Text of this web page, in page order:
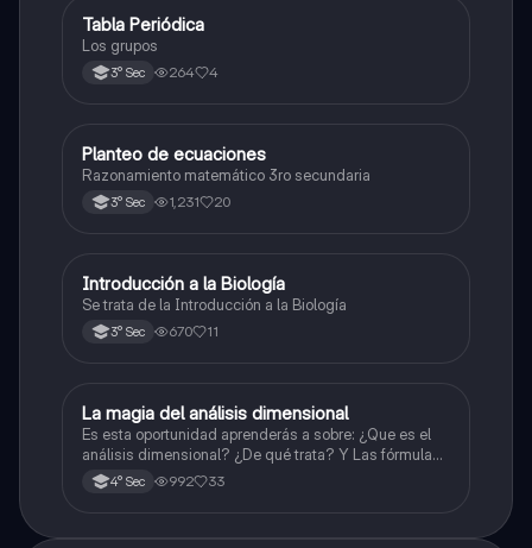
Química
Tabla Periódica
Los grupos
3° Sec 264 4
Matemáticas
Planteo de ecuaciones
Razonamiento matemático 3ro secundaria
3° Sec 1,231 20
Biología
Introducción a la Biología
Se trata de la Introducción a la Biología
3° Sec 670 11
Física
La magia del análisis dimensional
Es esta oportunidad aprenderás a sobre: ¿Que es el
análisis dimensional? ¿De qué trata? Y Las fórmulas
de las magnitudes fundamentales y derivadas.
4° Sec 992 33